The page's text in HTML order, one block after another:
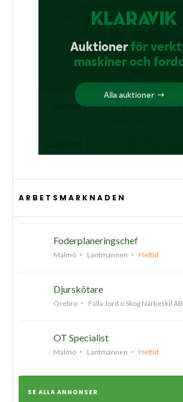
ARBETSMARKNADEN
Foderplaneringschef
Malmö Lantmännen Heltid
Djurskötare
Örebro Falla Jord o Skog Närkeskil AB
OT Specialist
Malmö Lantmännen Heltid
SE ALLA ANNONSER